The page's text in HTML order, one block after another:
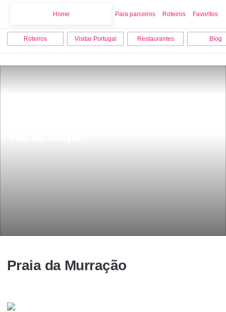
Home Para parceiros Roteiros Favoritos
Roteiros Visitar Portugal Restaurantes Blog
Praia da Murração